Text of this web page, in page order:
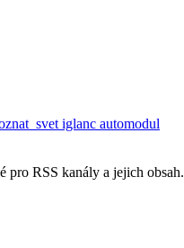
iglanc automodul
pro RSS kanály a jejich obsah.